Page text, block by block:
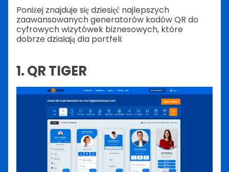
Poniżej znajduje się dziesięć najlepszych
zaawansowanych generatorów kodów QR do
cyfrowych wizytówek biznesowych, które
dobrze działają dla portfeli:
1. QR TIGER